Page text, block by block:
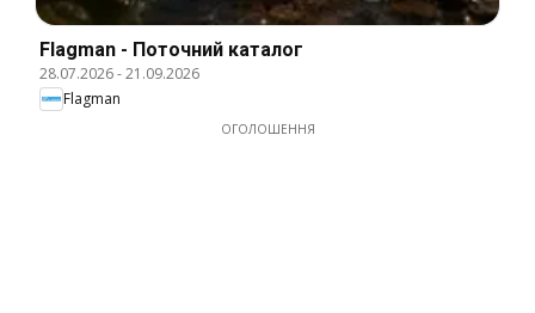
Flagman - Поточний каталог
28.07.2026-21.09.2026
Flagman
ОГОЛОШЕННЯ